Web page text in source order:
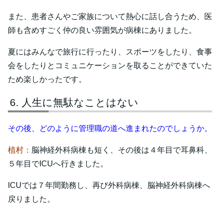
また、患者さんやご家族について熱心に話し合うため、医
師も含めすごく仲の良い雰囲気が病棟にありました。
夏にはみんなで旅行に行ったり、スポーツをしたり、食事
会をしたりとコミュニケーションを取ることができていた
ため楽しかったです。
人生に無駄なことはない
その後、どのように管理職の道へ進まれたのでしょうか。
植村： 脳神経外科病棟も短く、その後は４年目で耳鼻科、
５年目でICUへ行きました。
ICUでは７年間勤務し、再び外科病棟、脳神経外科病棟へ
戻りました。